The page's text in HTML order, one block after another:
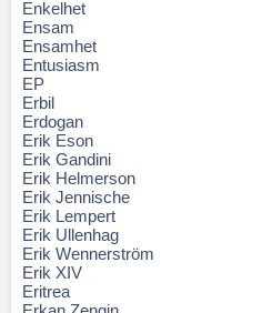
Enkelhet
Ensam
Ensamhet
Entusiasm
EP
Erbil
Erdogan
Erik Eson
Erik Gandini
Erik Helmerson
Erik Jennische
Erik Lempert
Erik Ullenhag
Erik Wennerström
Erik XIV
Eritrea